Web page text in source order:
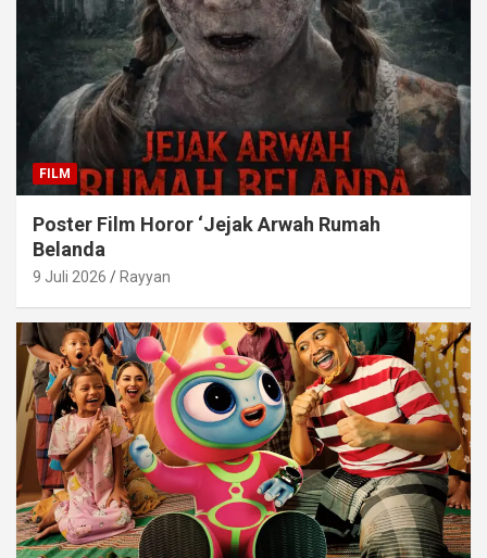
FILM
Poster Film Horor ‘Jejak Arwah Rumah
Belanda
9 Juli 2026 Rayyan